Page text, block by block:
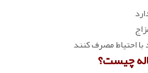
با احتیاط مصرف کنند
چیست؟